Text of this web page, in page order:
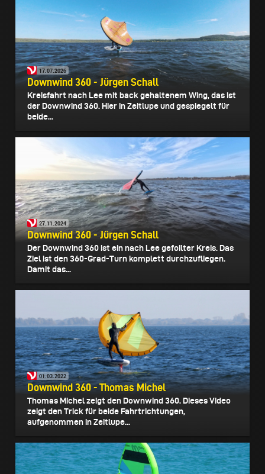
17.07.2026
Downwind 360 - Jürgen Schall
Kreisfahrt nach Lee mit back gehaltenem Wing, das ist
der Downwind 360. Hier in Zeitlupe und gespiegelt für
beide...
27.11.2024
Downwind 360 - Jürgen Schall
Der Downwind 360 ist ein nach Lee gefoilter Kreis. Das
Ziel ist den 360-Grad-Turn komplett durchzufliegen.
Damit das...
01.03.2022
Downwind 360 - Thomas Michel
Thomas Michel zeigt den Downwind 360. Dieses Video
zeigt den Trick für beide Fahrtrichtungen,
aufgenommen in Zeitlupe...